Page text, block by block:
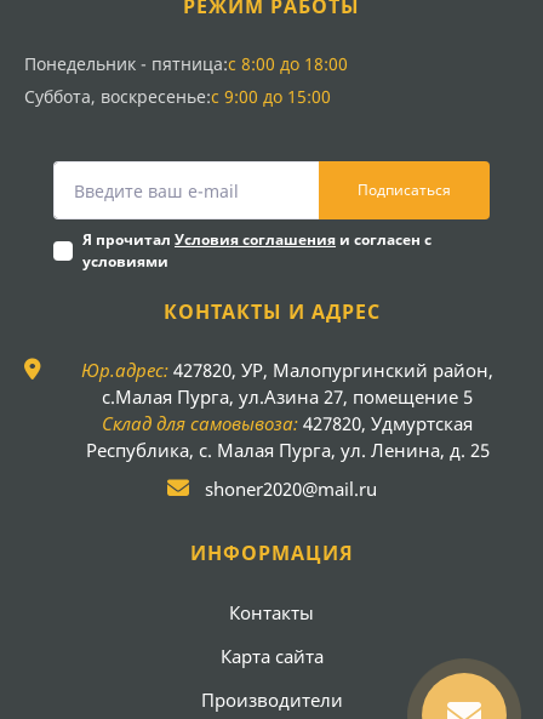
РЕЖИМ РАБОТЫ
Понедельник - пятница:с 8:00 до 18:00
Суббота, воскресенье:с 9:00 до 15:00
Подписаться
Я прочитал Условия соглашения и согласен с
условиями
КОНТАКТЫ И АДРЕС
Юр.адрес: 427820, УР, Малопургинский район,
с.Малая Пурга, ул.Азина 27, помещение 5
Склад для самовывоза: 427820, Удмуртская
Республика, с. Малая Пурга, ул. Ленина, д. 25
shoner2020@mail.ru
ИНФОРМАЦИЯ
Контакты
Карта сайта
Производители